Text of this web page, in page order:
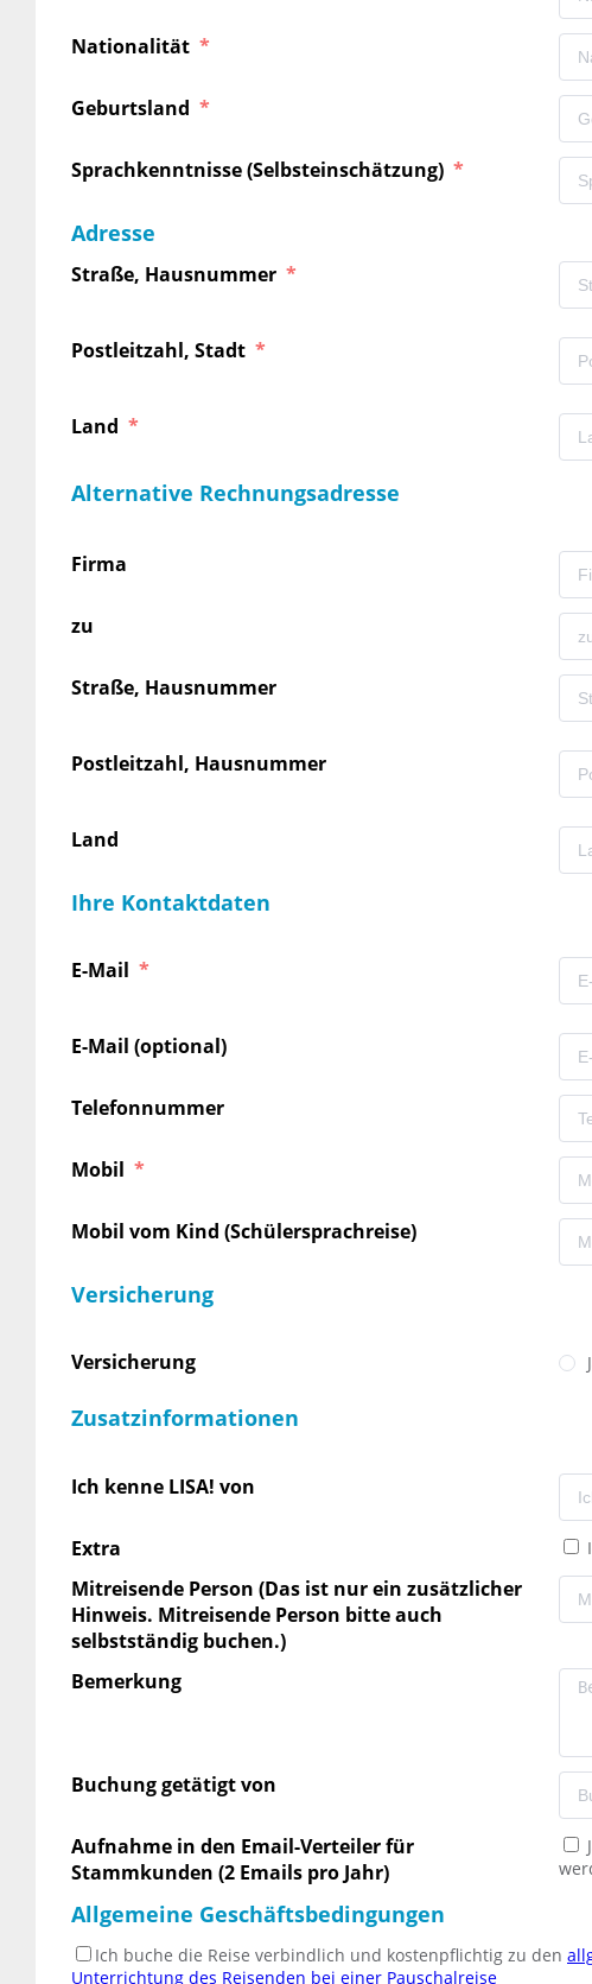
Nationalität
Geburtsland
Sprachkenntnisse (Selbsteinschätzung)
Adresse
Straße, Hausnummer
Postleitzahl, Stadt
Land
Alternative Rechnungsadresse
Firma
zu
Straße, Hausnummer
Postleitzahl, Hausnummer
Land
Ihre Kontaktdaten
E-Mail
E-Mail (optional)
Telefonnummer
Mobil
Mobil vom Kind (Schülersprachreise)
Versicherung
Versicherung
Zusatzinformationen
Ich kenne LISA! von
Extra
Mitreisende Person (Das ist nur ein zusätzlicher
Hinweis. Mitreisende Person bitte auch
selbstständig buchen.)
Bemerkung
Buchung getätigt von
Aufnahme in den Email-Verteiler für
Stammkunden (2 Emails pro Jahr)
Allgemeine Geschäftsbedingungen
Ich buche die Reise verbindlich und kostenpflichtig zu den
Unterrichtung des Reisenden bei einer Pauschalreise